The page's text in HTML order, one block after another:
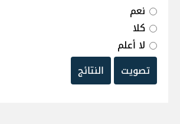
نعم
كلا
لا أعلم
تصويت
النتائج